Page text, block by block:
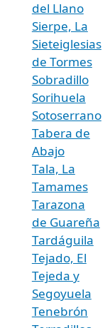
del Llano
Sierpe, La
Sieteiglesias
de Tormes
Sobradillo
Sorihuela
Sotoserrano
Tabera de
Abajo
Tala, La
Tamames
Tarazona
de Guareña
Tardáguila
Tejado, El
Tejeda y
Segoyuela
Tenebrón